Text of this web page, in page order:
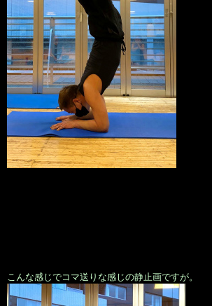
こんな感じでコマ送りな感じの静止画ですが。